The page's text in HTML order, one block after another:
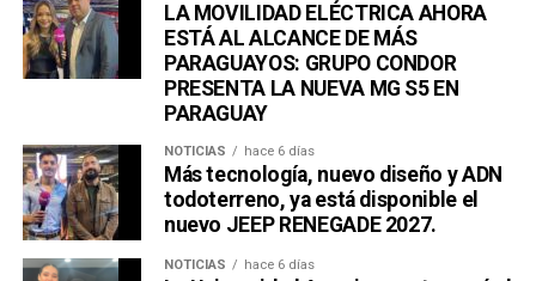
LA MOVILIDAD ELÉCTRICA AHORA
ESTÁ AL ALCANCE DE MÁS
PARAGUAYOS: GRUPO CONDOR
PRESENTA LA NUEVA MG S5 EN
PARAGUAY
NOTICIAS hace 6 días
Más tecnología, nuevo diseño y ADN
todoterreno, ya está disponible el
nuevo JEEP RENEGADE 2027.
NOTICIAS hace 6 días